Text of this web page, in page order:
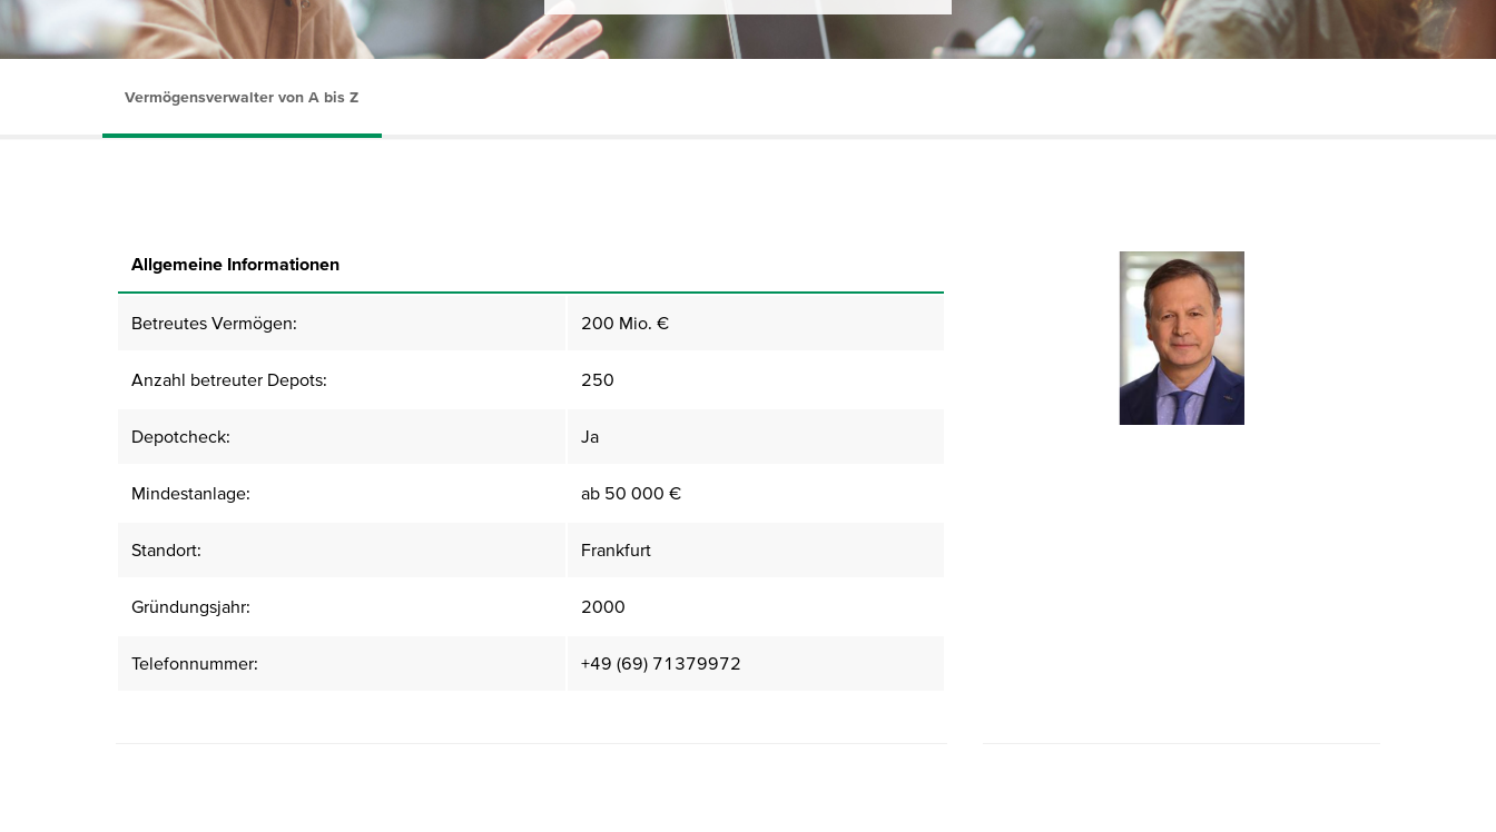
Vermögensverwalter von A bis Z
Allgemeine Informationen
Betreutes Vermögen: 200 Mio. €
Anzahl betreuter Depots: 250
Depotcheck: Ja
Mindestanlage: ab 50 000 €
Standort: Frankfurt
Gründungsjahr: 2000
Telefonnummer: +49 (69) 71379972